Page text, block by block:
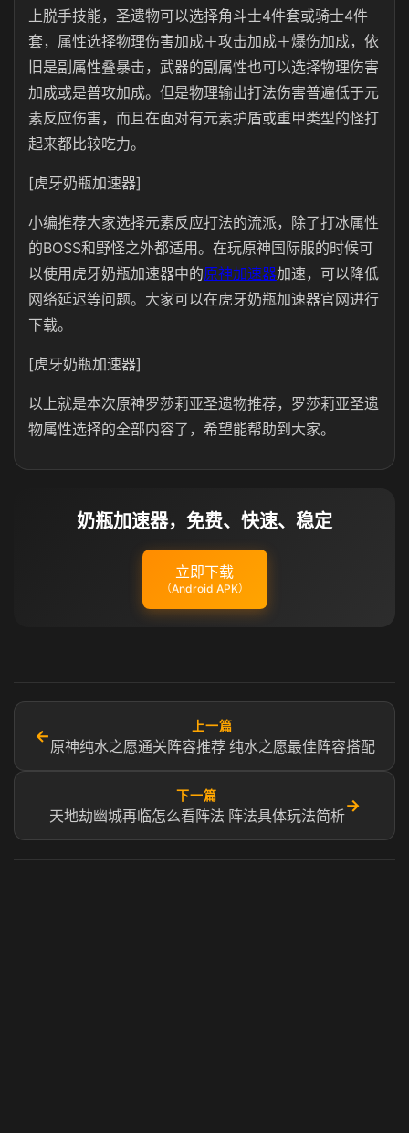
上脱手技能，圣遗物可以选择角斗士4件套或骑士4件
套，属性选择物理伤害加成＋攻击加成＋爆伤加成，依
旧是副属性叠暴击，武器的副属性也可以选择物理伤害
加成或是普攻加成。但是物理输出打法伤害普遍低于元
素反应伤害，而且在面对有元素护盾或重甲类型的怪打
起来都比较吃力。
[虎牙奶瓶加速器]
小编推荐大家选择元素反应打法的流派，除了打冰属性
的BOSS和野怪之外都适用。在玩原神国际服的时候可
以使用虎牙奶瓶加速器中的原神加速器加速，可以降低
网络延迟等问题。大家可以在虎牙奶瓶加速器官网进行
下载。
[虎牙奶瓶加速器]
以上就是本次原神罗莎莉亚圣遗物推荐，罗莎莉亚圣遗
物属性选择的全部内容了，希望能帮助到大家。
奶瓶加速器，免费、快速、稳定
立即下载
（Android APK）
←
上一篇
原神纯水之愿通关阵容推荐 纯水之愿最佳阵容搭配
下一篇
天地劫幽城再临怎么看阵法 阵法具体玩法简析
→